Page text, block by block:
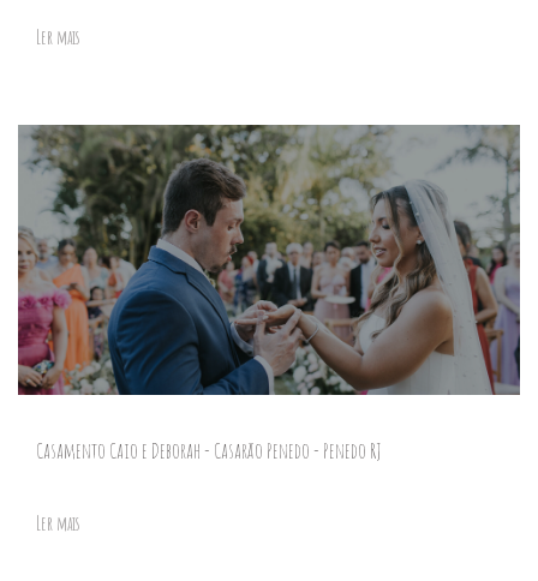
Ler mais
Casamento Caio e Deborah - Casarão Penedo - Penedo RJ
Ler mais